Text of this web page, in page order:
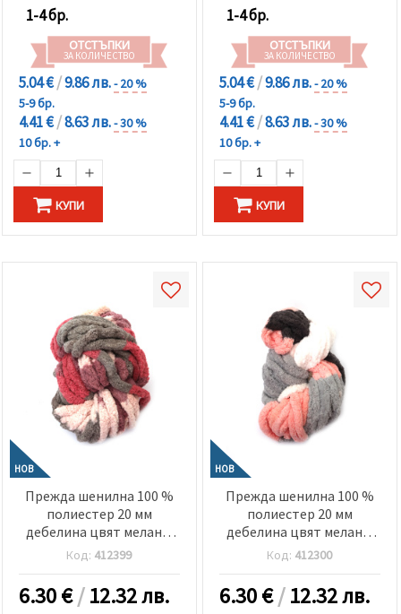
1-4 бр.
ОТСТЪПКИ
ЗА КОЛИЧЕСТВО
5.04 €/9.86 лв.- 20 %
5-9 бр.
4.41 €/8.63 лв.- 30 %
10 бр. +
КУПИ
1-4 бр.
ОТСТЪПКИ
ЗА КОЛИЧЕСТВО
5.04 €/9.86 лв.- 20 %
5-9 бр.
4.41 €/8.63 лв.- 30 %
10 бр. +
КУПИ
НОВ
Прежда шенилна 100 %
полиестер 20 мм
дебелина цвят меланж
сиво, розово, пудра,
пурпур ~240 грама -25
метра
Код: 412399
6.30€/12.32 лв.
НОВ
Прежда шенилна 100 %
полиестер 20 мм
дебелина цвят меланж
бял, сив, сьомга ~240
Код: 412300
6.30€/12.32 лв.